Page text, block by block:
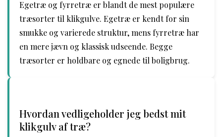
Egetræ og fyrretræ er blandt de mest populære
træsorter til klikgulve. Egetræ er kendt for sin
smukke og varierede struktur, mens fyrretræ har
en mere jævn og klassisk udseende. Begge
træsorter er holdbare og egnede til boligbrug.
Hvordan vedligeholder jeg bedst mit
klikgulv af træ?